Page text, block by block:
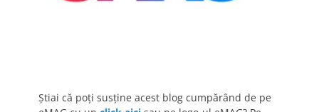
Știai că poți susține acest blog cumpărând de pe